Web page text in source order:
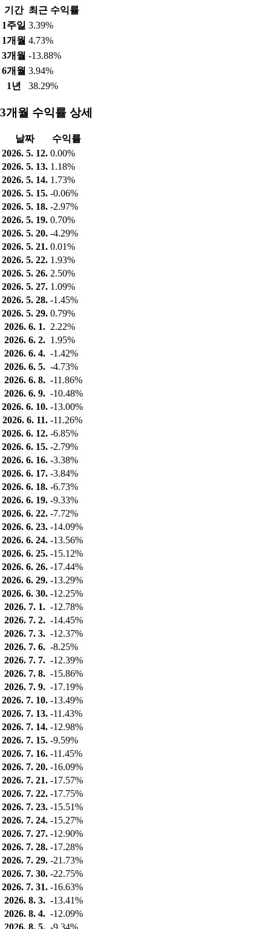
기간 최근 수익률
1주일 3.39%
1개월 4.73%
3개월 -13.88%
6개월 3.94%
1년
38.29%
3개월 수익률 상세
날짜
수익률
2026. 5. 12. 0.00%
2026. 5. 13. 1.18%
2026. 5. 14. 1.73%
2026. 5. 15. -0.06%
2026. 5. 18. -2.97%
2026. 5. 19. 0.70%
2026. 5. 20. -4.29%
2026. 5. 21. 0.01%
2026. 5. 22. 1.93%
2026. 5. 26. 2.50%
2026. 5. 27. 1.09%
2026. 5. 28. -1.45%
2026. 5. 29. 0.79%
2026. 6. 1. 2.22%
2026. 6. 2. 1.95%
2026. 6. 4. -1.42%
2026. 6. 5. -4.73%
2026. 6. 8. -11.86%
2026. 6. 9. -10.48%
2026. 6. 10. -13.00%
2026. 6. 11. -11.26%
2026. 6. 12. -6.85%
2026. 6. 15. -2.79%
2026. 6. 16. -3.38%
2026. 6. 17. -3.84%
2026. 6. 18. -6.73%
2026. 6. 19. -9.33%
2026. 6. 22. -7.72%
2026. 6. 23. -14.09%
2026. 6. 24. -13.56%
2026. 6. 25. -15.12%
2026. 6. 26. -17.44%
2026. 6. 29. -13.29%
2026. 6. 30. -12.25%
2026. 7. 1. -12.78%
2026. 7. 2. -14.45%
2026. 7. 3. -12.37%
2026. 7. 6. -8.25%
2026. 7. 7. -12.39%
2026. 7. 8. -15.86%
2026. 7. 9. -17.19%
2026. 7. 10. -13.49%
2026. 7. 13. -11.43%
2026. 7. 14. -12.98%
2026. 7. 15. -9.59%
2026. 7. 16. -11.45%
2026. 7. 20. -16.09%
2026. 7. 21. -17.57%
2026. 7. 22. -17.75%
2026. 7. 23. -15.51%
2026. 7. 24. -15.27%
2026. 7. 27. -12.90%
2026. 7. 28. -17.28%
2026. 7. 29. -21.73%
2026. 7. 30. -22.75%
2026. 7. 31. -16.63%
2026. 8. 3. -13.41%
2026. 8. 4. -12.09%
2026. 8. 5. -9.34%